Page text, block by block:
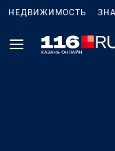
НЕДВИЖИМОСТЬ